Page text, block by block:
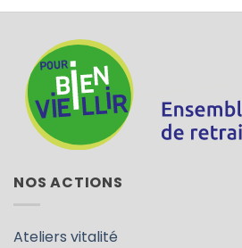
NOS ACTIONS
Ateliers vitalité